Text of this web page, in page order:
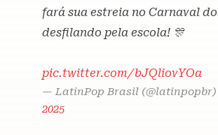
fará sua estreia no Carnaval
desfilando pela escola! 🎊
pic.twitter.com/bJQliovYOa
— LatinPop Brasil
2025